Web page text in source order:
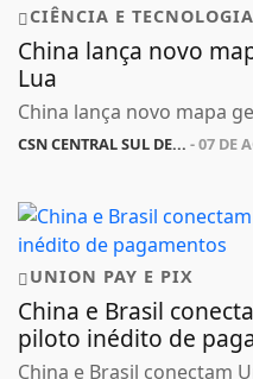
CIÊNCIA E TECNOLOGIA
China lança novo
Lua
China lança novo mapa
CSN CENTRAL SUL DE... - 07 DE
UNION PAY E PIX
China e Brasil
piloto inédito de
China e Brasil conectam